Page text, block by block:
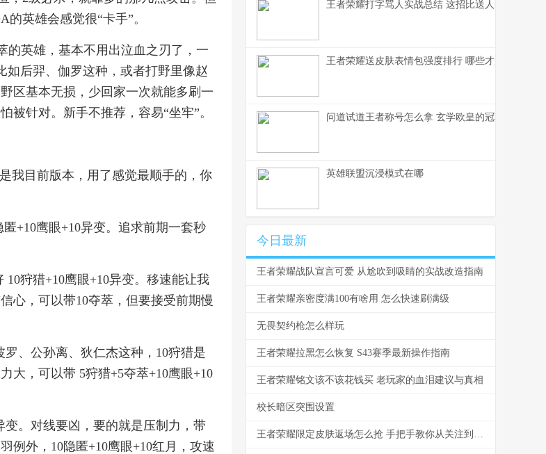
英雄会感觉很“卡手”。
的英雄，基本不用出泣血之刃了，一
如后羿、伽罗这种，或者打野里像赵
区基本无损，少回家一次就能多刷一
被针对。新手不推荐，容易“坐牢”。
我目前版本，用了感觉最顺手的，你
+10鹰眼+10异变。追求前期一套秒
狩猎+10鹰眼+10异变。移速能让我
心，可以带10夺萃，但要接受前期慢
、公孙离、狄仁杰这种，10狩猎是
大，可以带 5狩猎+5夺萃+10鹰眼+10
变。对线要凶，要的就是压制力，带
例外，10隐匿+10鹰眼+10红月，攻速
王者荣耀打字骂人实战总结 这招比送人头还毒
王者荣耀送皮肤表情包强度排行 哪些才是真正的社
问道试道王者称号怎么拿 玄学欧皇的冠军玄学
英雄联盟沉浸模式在哪
今日最新
王者荣耀战队宣言可爱 从尬吹到吸睛的实战改造指南
王者荣耀亲密度满100有啥用 怎么快速刷满级
无畏契约枪怎么样玩
王者荣耀拉黑怎么恢复 S43赛季最新操作指南
王者荣耀铭文该不该花钱买 老玩家的血泪建议与真相
校长暗区突围设置
王者荣耀限定皮肤返场怎么抢 手把手教你从关注到入手